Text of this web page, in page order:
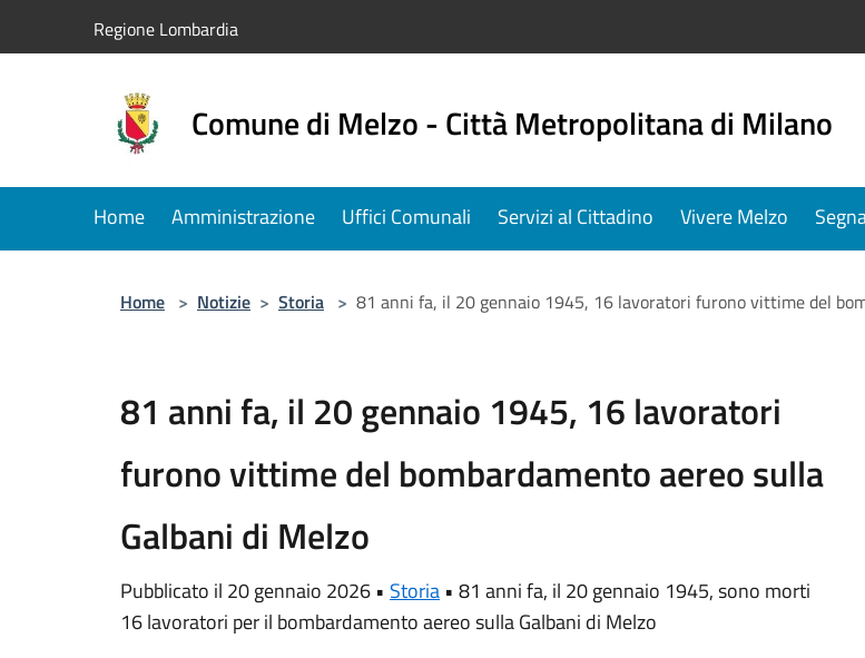
Regione Lombardia
Comune di Melzo - Città Metropolitana di Milano
Home Amministrazione Uffici Comunali Servizi al Cittadino Vivere Melzo
Home > Notizie > Storia > 81 anni fa, il 20 gennaio 1945, 16 lavoratori furono vittime del
81 anni fa, il 20 gennaio 1945, 16 lavoratori
furono vittime del bombardamento aereo sulla
Galbani di Melzo
Pubblicato il 20 gennaio 2026 • Storia • 81 anni fa, il 20 gennaio 1945, sono morti
16 lavoratori per il bombardamento aereo sulla Galbani di Melzo